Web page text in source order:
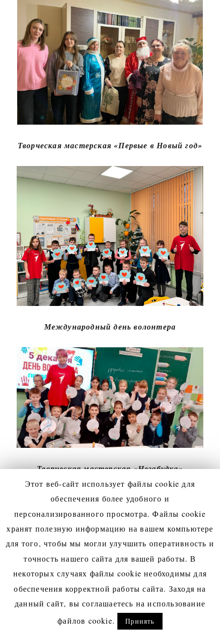
Творческая мастерская «Первые в Новый год»
Международный день волонтера
Творческая мастерская «Незабудка»
Этот веб-сайт использует файлы cookie для
обеспечения более удобного и
персонализированного просмотра. Файлы cookie
хранят полезную информацию на вашем компьютере
для того, чтобы мы могли улучшить оперативность и
точность нашего сайта для вашей работы. В
некоторых случаях файлы cookie необходимы для
обеспечения корректной работы сайта. Заходя на
данный сайт, вы соглашаетесь на использование
файлов cookie.
Принять